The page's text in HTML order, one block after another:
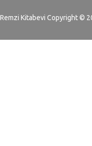
Remzi Kitabevi Copyright ©